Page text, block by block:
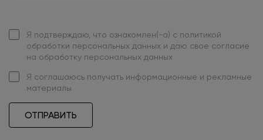
Я подтверждаю, что ознакомлен(-а) с политикой
обработки персональных данных и даю свое согласие
на обработку персональных данных
Я соглашаюсь получать информационные и рекламные
материалы
ОТПРАВИТЬ